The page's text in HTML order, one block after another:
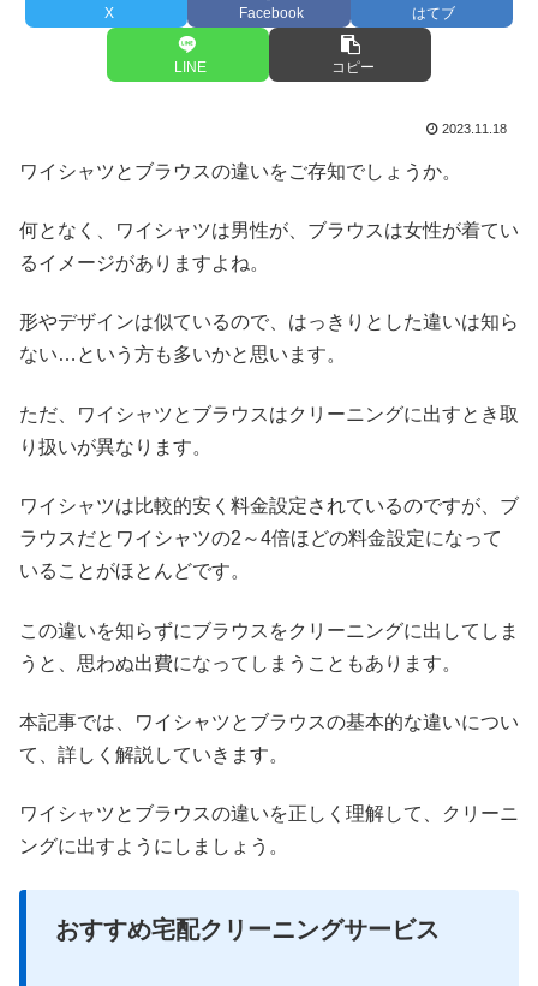
X Facebook はてブ
LINE コピー
2023.11.18
ワイシャツとブラウスの違いをご存知でしょうか。
何となく、ワイシャツは男性が、ブラウスは女性が着てい
るイメージがありますよね。
形やデザインは似ているので、はっきりとした違いは知ら
ない…という方も多いかと思います。
ただ、ワイシャツとブラウスはクリーニングに出すとき取
り扱いが異なります。
ワイシャツは比較的安く料金設定されているのですが、ブ
ラウスだとワイシャツの2～4倍ほどの料金設定になって
いることがほとんどです。
この違いを知らずにブラウスをクリーニングに出してしま
うと、思わぬ出費になってしまうこともあります。
本記事では、ワイシャツとブラウスの基本的な違いについ
て、詳しく解説していきます。
ワイシャツとブラウスの違いを正しく理解して、クリーニ
ングに出すようにしましょう。
おすすめ宅配クリーニングサービス